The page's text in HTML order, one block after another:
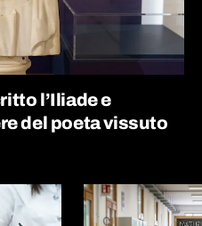
l’Iliade e
del poeta vissuto